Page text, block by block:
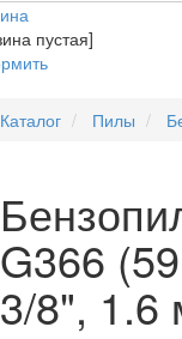
пустая]
Каталог Пилы
G366
3/8", 1.6